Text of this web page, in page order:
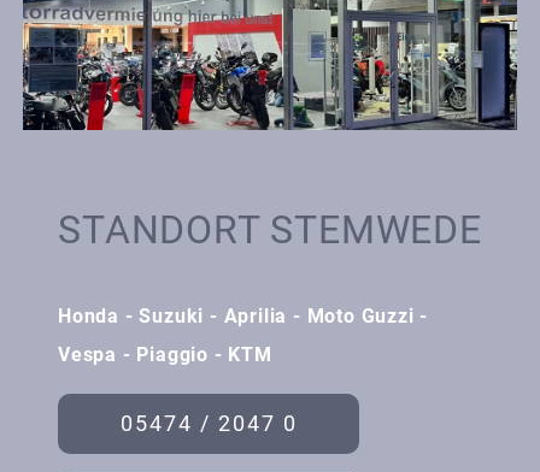
STANDORT STEMWEDE
Honda - Suzuki - Aprilia - Moto Guzzi -
Vespa - Piaggio - KTM
05474 / 2047 0